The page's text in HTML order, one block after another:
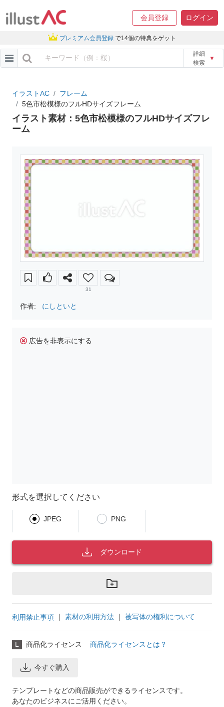
会員登録 ログイン
プレミアム会員登録 で14個の特典をゲット
詳細
検索
▼
イラストAC
フレーム
5色市松模様のフルHDサイズフレーム
イラスト素材：5色市松模様のフルHDサイズフレ
ーム
31
作者: にしといと
広告を非表示にする
形式を選択してください
JPEG PNG
ダウンロード
利用禁止事項 ｜ 素材の利用方法 ｜ 被写体の権利について
L 商品化ライセンス 商品化ライセンスとは？
今すぐ購入
テンプレートなどの商品販売ができるライセンスです。
あなたのビジネスにご活用ください。